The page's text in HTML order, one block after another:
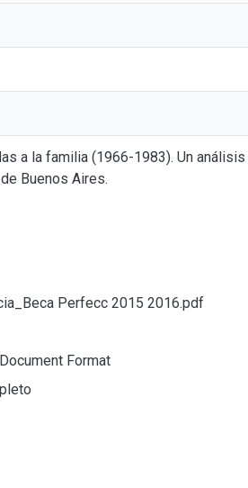
a la familia (1966-1983). Un
Buenos Aires.
Perfecc 2015 2016.pdf
Format